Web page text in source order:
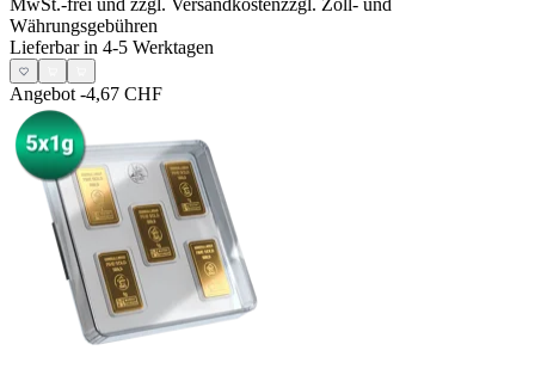
Währungsgebühren
Lieferbar in 4-5 Werktagen
Angebot -4,67 CHF